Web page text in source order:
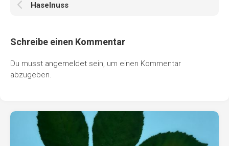
Haselnuss
Schreibe einen Kommentar
Du musst angemeldet sein, um einen Kommentar
abzugeben.